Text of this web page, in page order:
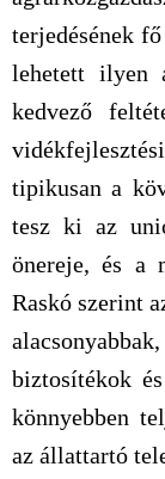
terjedésének
lehetett ilyen
kedvező
tipikusan a
tesz ki az
önereje, és a
Raskó szerint
biztosítékok
könnyebben
az állattartó